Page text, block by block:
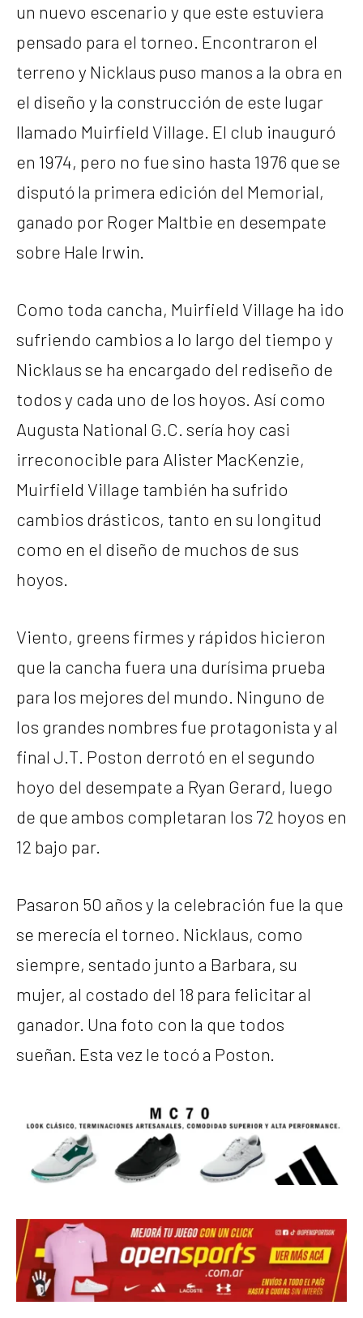
un nuevo escenario y que este estuviera
pensado para el torneo. Encontraron el
terreno y Nicklaus puso manos a la obra en
el diseño y la construcción de este lugar
llamado Muirfield Village. El club inauguró
en 1974, pero no fue sino hasta 1976 que se
disputó la primera edición del Memorial,
ganado por Roger Maltbie en desempate
sobre Hale Irwin.
Como toda cancha, Muirfield Village ha ido
sufriendo cambios a lo largo del tiempo y
Nicklaus se ha encargado del rediseño de
todos y cada uno de los hoyos. Así como
Augusta National G.C. sería hoy casi
irreconocible para Alister MacKenzie,
Muirfield Village también ha sufrido
cambios drásticos, tanto en su longitud
como en el diseño de muchos de sus
hoyos.
Viento, greens firmes y rápidos hicieron
que la cancha fuera una durísima prueba
para los mejores del mundo. Ninguno de
los grandes nombres fue protagonista y al
final J.T. Poston derrotó en el segundo
hoyo del desempate a Ryan Gerard, luego
de que ambos completaran los 72 hoyos en
12 bajo par.
Pasaron 50 años y la celebración fue la que
se merecía el torneo. Nicklaus, como
siempre, sentado junto a Barbara, su
mujer, al costado del 18 para felicitar al
ganador. Una foto con la que todos
sueñan. Esta vez le tocó a Poston.